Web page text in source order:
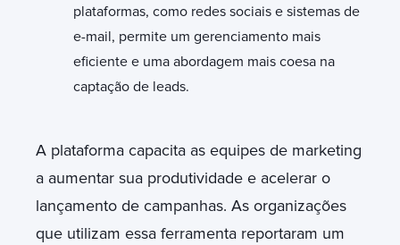
plataformas, como redes sociais e sistemas de
e-mail, permite um gerenciamento mais
eficiente e uma abordagem mais coesa na
captação de leads.
A plataforma capacita as equipes de marketing
a aumentar sua produtividade e acelerar o
lançamento de campanhas. As organizações
que utilizam essa ferramenta reportaram um